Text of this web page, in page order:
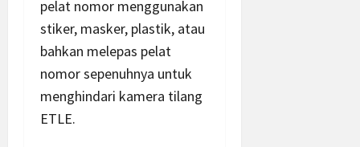
pelat nomor menggunakan
stiker, masker, plastik, atau
bahkan melepas pelat
nomor sepenuhnya untuk
menghindari kamera tilang
ETLE.